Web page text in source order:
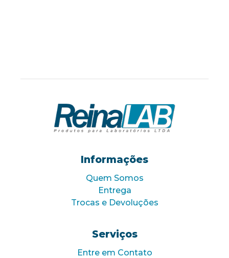
Informações
Quem Somos
Entrega
Trocas e Devoluções
Serviços
Entre em Contato